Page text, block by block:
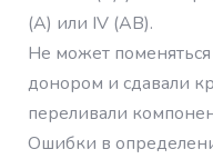
(A) или IV (АВ).
Не может
донором и сдавали
переливали
Ошибки в